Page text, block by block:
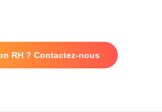
RH ? Contactez-nous